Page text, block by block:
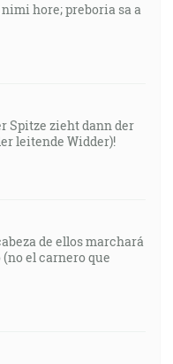
hore; preboria sa a
Spitze zieht dann der
leitende Widder)!
de ellos marchará
el carnero que